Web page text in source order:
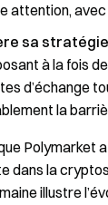
attention,
sa
à la fois
d’échange
la
Polymarket
dans la
illustre